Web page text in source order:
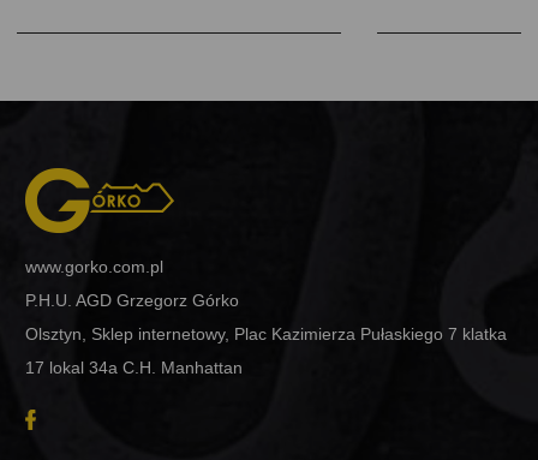
www.gorko.com.pl
P.H.U. AGD Grzegorz Górko
Olsztyn, Sklep internetowy, Plac Kazimierza Pułaskiego 7 klatka
17 lokal 34a C.H. Manhattan